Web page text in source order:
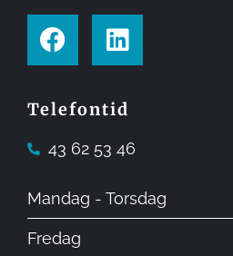
Telefontid
43 62 53 46
Mandag - Torsdag
Fredag